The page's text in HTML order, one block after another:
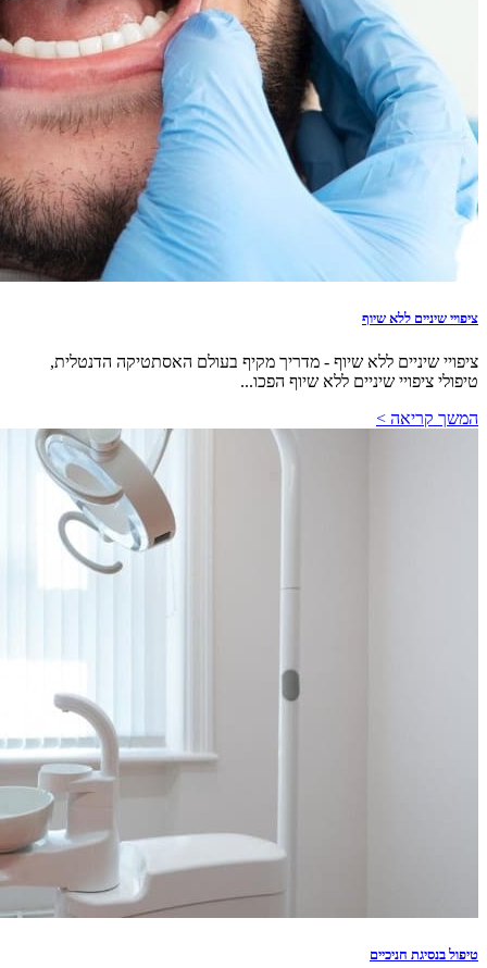
ציפויי שיניים ללא שיוף
ציפויי שיניים ללא שיוף - מדריך מקיף בעולם האסתטיקה הדנטלית,
טיפולי ציפויי שיניים ללא שיוף הפכו...
המשך קריאה >
טיפול בנסיגת חניכיים